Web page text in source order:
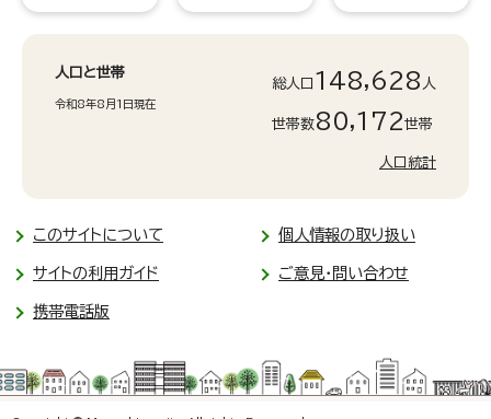
人口と世帯
令和8年8月1日現在
総人口 148,628 人
世帯数80,172世帯
人口統計
このサイトについて 個人情報の取り扱い
サイトの利用ガイド ご意見・問い合わせ
携帯電話版